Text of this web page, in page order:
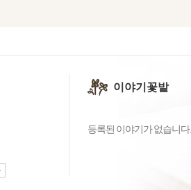
이야기꽃밭
등록된 이야기가 없습니다.